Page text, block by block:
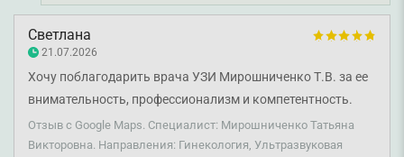
професійний підхід лікаря зробили ваш візит
комфортним і залишили позитивні враження.
Бажаємо вам міцного здоров’я!
Светлана
21.07.2026
Хочу поблагодарить врача УЗИ Мирошниченко Т.В. за ее
внимательность, профессионализм и компетентность.
Отзыв с Google Maps. Специалист: Мирошниченко Татьяна
Викторовна. Направления: Гинекология, Ультразвуковая